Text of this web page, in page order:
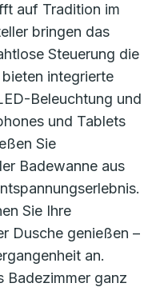
auf Tradition im
bringen das
Steuerung die
integrierte
Beleuchtung und
und Tablets
Sie
Badewanne aus
Sie Ihre
Dusche genießen –
an.
Badezimmer ganz